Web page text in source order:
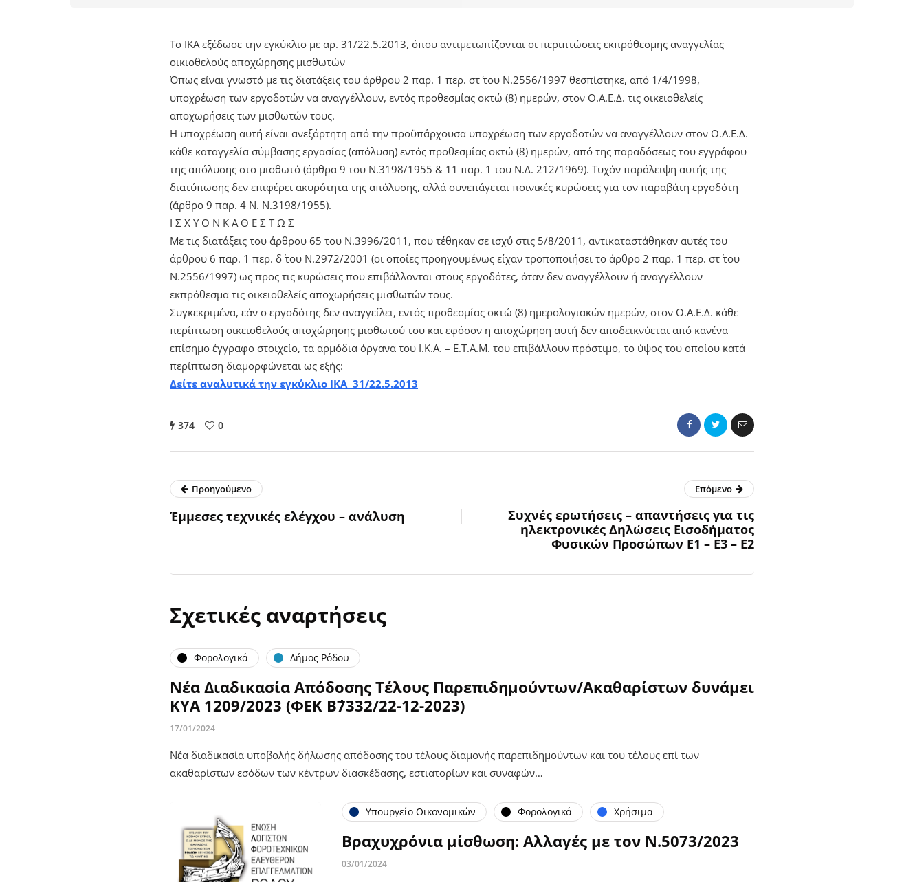
Το ΙΚΑ εξέδωσε την εγκύκλιο με αρ. 31/22.5.2013, όπου αντιμετωπίζονται οι περιπτώσεις εκπρόθεσμης αναγγελίας
οικιοθελούς αποχώρησης μισθωτών
Όπως είναι γνωστό με τις διατάξεις του άρθρου 2 παρ. 1 περ. στ΄ του Ν.2556/1997 θεσπίστηκε, από 1/4/1998,
υποχρέωση των εργοδοτών να αναγγέλλουν, εντός προθεσμίας οκτώ (8) ημερών, στον Ο.Α.Ε.Δ. τις οικειοθελείς
αποχωρήσεις των μισθωτών τους.
Η υποχρέωση αυτή είναι ανεξάρτητη από την προϋπάρχουσα υποχρέωση των εργοδοτών να αναγγέλλουν στον Ο.Α.Ε.Δ.
κάθε καταγγελία σύμβασης εργασίας (απόλυση) εντός προθεσμίας οκτώ (8) ημερών, από της παραδόσεως του εγγράφου
της απόλυσης στο μισθωτό (άρθρα 9 του Ν.3198/1955 & 11 παρ. 1 του Ν.Δ. 212/1969). Τυχόν παράλειψη αυτής της
διατύπωσης δεν επιφέρει ακυρότητα της απόλυσης, αλλά συνεπάγεται ποινικές κυρώσεις για τον παραβάτη εργοδότη
(άρθρο 9 παρ. 4 Ν. Ν.3198/1955).
Ι Σ Χ Υ Ο Ν Κ Α Θ Ε Σ Τ Ω Σ
Με τις διατάξεις του άρθρου 65 του Ν.3996/2011, που τέθηκαν σε ισχύ στις 5/8/2011, αντικαταστάθηκαν αυτές του
άρθρου 6 παρ. 1 περ. δ΄ του Ν.2972/2001 (οι οποίες προηγουμένως είχαν τροποποιήσει το άρθρο 2 παρ. 1 περ. στ΄ του
Ν.2556/1997) ως προς τις κυρώσεις που επιβάλλονται στους εργοδότες, όταν δεν αναγγέλλουν ή αναγγέλλουν
εκπρόθεσμα τις οικειοθελείς αποχωρήσεις μισθωτών τους.
Συγκεκριμένα, εάν ο εργοδότης δεν αναγγείλει, εντός προθεσμίας οκτώ (8) ημερολογιακών ημερών, στον Ο.Α.Ε.Δ. κάθε
περίπτωση οικειοθελούς αποχώρησης μισθωτού του και εφόσον η αποχώρηση αυτή δεν αποδεικνύεται από κανένα
επίσημο έγγραφο στοιχείο, τα αρμόδια όργανα του Ι.Κ.Α. – Ε.Τ.Α.Μ. του επιβάλλουν πρόστιμο, το ύψος του οποίου κατά
περίπτωση διαμορφώνεται ως εξής:
Δείτε αναλυτικά την εγκύκλιο ΙΚΑ 31/22.5.2013
374 0
Προηγούμενο
Έμμεσες τεχνικές ελέγχου – ανάλυση
Επόμενο
Συχνές ερωτήσεις – απαντήσεις για τις
ηλεκτρονικές Δηλώσεις Εισοδήματος
Φυσικών Προσώπων Ε1 – Ε3 – Ε2
Σχετικές αναρτήσεις
Φορολογικά Δήμος Ρόδου
Νέα Διαδικασία Απόδοσης Τέλους Παρεπιδημούντων/Ακαθαρίστων δυνάμει
ΚΥΑ 1209/2023 (ΦΕΚ Β΄7332/22-12-2023)
17/01/2024
Νέα διαδικασία υποβολής δήλωσης απόδοσης του τέλους διαμονής παρεπιδημούντων και του τέλους επί των
ακαθαρίστων εσόδων των κέντρων διασκέδασης, εστιατορίων και συναφών…
Υπουργείο Οικονομικών Φορολογικά Χρήσιμα
Βραχυχρόνια μίσθωση: Αλλαγές με τον Ν.5073/2023
03/01/2024